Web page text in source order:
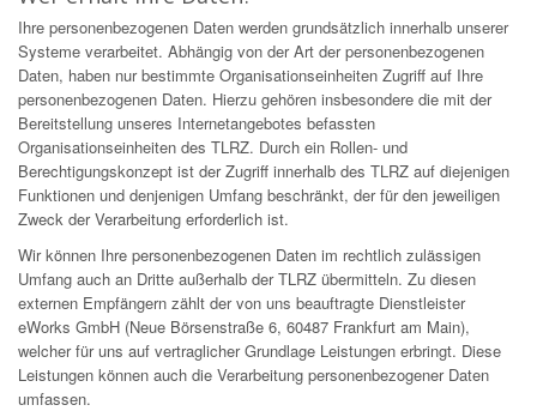
Ihre personenbezogenen Daten werden grundsätzlich innerhalb unserer
Systeme verarbeitet. Abhängig von der Art der personenbezogenen
Daten, haben nur bestimmte Organisationseinheiten Zugriff auf Ihre
personenbezogenen Daten. Hierzu gehören insbesondere die mit der
Bereitstellung unseres Internetangebotes befassten
Organisationseinheiten des TLRZ. Durch ein Rollen- und
Berechtigungskonzept ist der Zugriff innerhalb des TLRZ auf diejenigen
Funktionen und denjenigen Umfang beschränkt, der für den jeweiligen
Zweck der Verarbeitung erforderlich ist.
Wir können Ihre personenbezogenen Daten im rechtlich zulässigen
Umfang auch an Dritte außerhalb der TLRZ übermitteln. Zu diesen
externen Empfängern zählt der von uns beauftragte Dienstleister
eWorks GmbH (Neue Börsenstraße 6, 60487 Frankfurt am Main),
welcher für uns auf vertraglicher Grundlage Leistungen erbringt. Diese
Leistungen können auch die Verarbeitung personenbezogener Daten
umfassen.